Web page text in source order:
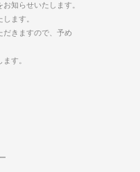
知らせいたします。
ます。
きますので、予め
す。